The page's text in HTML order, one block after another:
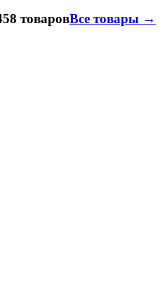
товаровВсе товары →